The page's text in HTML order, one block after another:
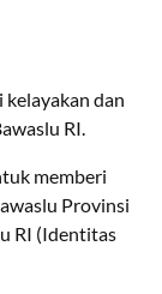
dan
RI.
memberi
Provinsi
RI (Identitas